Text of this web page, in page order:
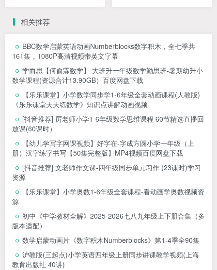
相关推荐
BBC数学启蒙英语动画Numberblocks数字积木，全七季共
161集，1080P高清视频带英文字幕
学而思【何俞霖数学】 大班升一年级数学勤思班-暑期幼升小
数学课程(资源合计13.90GB）百度网盘下载
【乐乐课堂】小学数学同步学1-6年级全套动画课程(人教版)
《乐乐课堂天天练数学》知识点讲解动画视频
[抖音推荐] 厉老师小学1-6年级数学思维课程 60节精选直播回
放课(60课时）
【幼儿学写字网课视频】好字在-字成方圆小学一年级（上
册）汉字练字书写【50集完整版】MP4视频百度网盘下载
[抖音推荐] 文老师作文课-四年级同步单元习作 (23课时)学习
资源
【乐乐课堂】小学奥数1-6年级全套课程-看动画学奥数视频资
源
初中《中学教材全解》2025-2026七八九年级上下册合集（多
版本适配）
数学启蒙动画片《数字积木Numberblocks》第1-4季全90集
沪教版(三起点)小学英语四年级上册同步讲课教学视频(上海
教育出版社 40讲)